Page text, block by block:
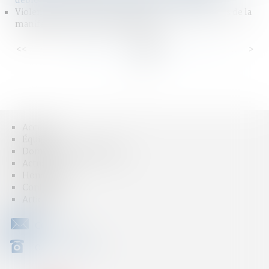
Violences policières : que risquent les organisateurs de la
manifestation non déclarée à Paris ?
<<
>
Accueil
Articles